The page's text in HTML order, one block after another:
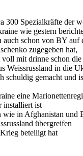
300 Spezialkräfte der
wie gestern
auch schon von BY auf
zugegeben hat,
voll mit drinne schon die
Weissrussland in die
schuldig gemacht und
eine
installiert ist
wie in Afghanistan und
übergreifen
beteiligt hat